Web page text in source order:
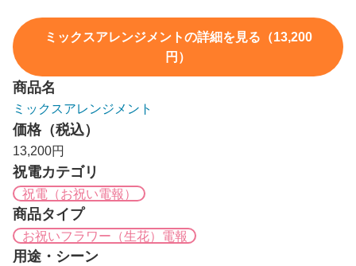
ミックスアレンジメントの詳細を見る（13,200
円）
商品名
ミックスアレンジメント
価格（税込）
13,200円
祝電カテゴリ
祝電（お祝い電報）
商品タイプ
お祝いフラワー（生花）電報
用途・シーン